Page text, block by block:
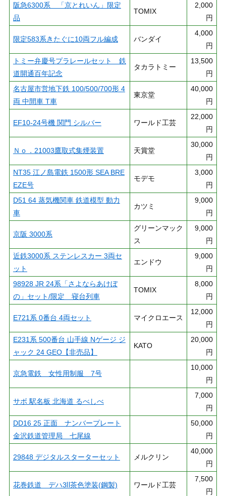
阪急6300系 「京とれいん」限定
品
TOMIX
2,000
円
限定583系きたぐに10両フル編成 バンダイ
4,000
円
トミー弁慶号プラレールセット 鉄
道開通百年記念
タカラトミー
13,500
円
名古屋市営地下鉄 100/500/700形 4
両 中間車 T車
東京堂
40,000
円
EF10-24号機 関門 シルバー ワールド工芸
22,000
円
Ｎｏ．21003鷹取式集煙装置 天賞堂
30,000
円
NT35 江ノ島電鉄 1500形 SEA BRE
EZE号
モデモ
3,000
円
D51 64 蒸気機関車 鉄道模型 動力
車
カツミ
9,000
円
京阪 3000系
グリーンマック
ス
9,000
円
近鉄3000系 ステンレスカー 3両セ
ット
エンドウ
9,000
円
98928 JR 24系「さよならあけぼ
の」セット/限定 寝台列車
TOMIX
8,000
円
E721系 0番台 4両セット マイクロエース
12,000
円
E231系 500番台 山手線 Nゲージ ジ
ャック 24 GEO【非売品】
KATO
20,000
円
京急電鉄 女性用制服 7号
10,000
円
サボ 駅名板 北海道 るべしべ
7,000
円
DD16 25 正面 ナンバープレート
金沢鉄道管理局 七尾線
50,000
円
29848 デジタルスターターセット メルクリン
40,000
円
花巻鉄道 デハ3Ⅱ茶色塗装(鋼製) ワールド工芸
7,500
円